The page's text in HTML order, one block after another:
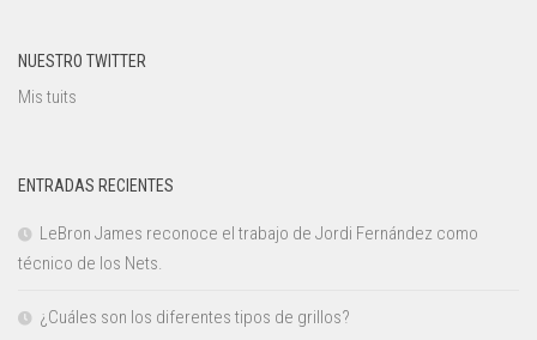
NUESTRO TWITTER
Mis tuits
ENTRADAS RECIENTES
LeBron James reconoce el trabajo de Jordi Fernández como
técnico de los Nets.
¿Cuáles son los diferentes tipos de grillos?